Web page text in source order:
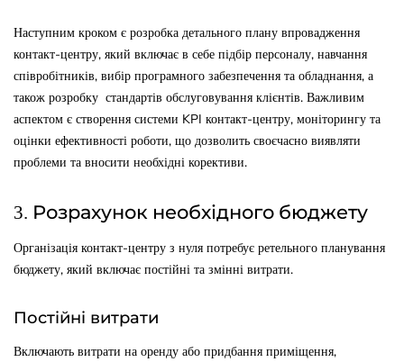
Наступним кроком є розробка детального плану впровадження
контакт-центру, який включає в себе підбір персоналу, навчання
співробітників, вибір програмного забезпечення та обладнання, а
також розробку стандартів обслуговування клієнтів. Важливим
аспектом є створення системи KPI контакт-центру, моніторингу та
оцінки ефективності роботи, що дозволить своєчасно виявляти
проблеми та вносити необхідні корективи.
3. Розрахунок необхідного бюджету
Організація контакт-центру з нуля потребує ретельного планування
бюджету, який включає постійні та змінні витрати.
Постійні витрати
Включають витрати на оренду або придбання приміщення,